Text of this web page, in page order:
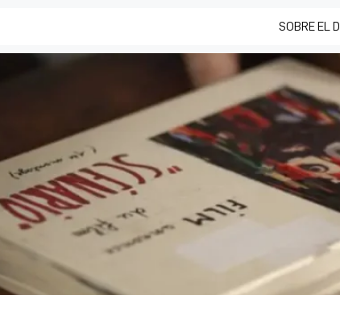
SOBRE EL